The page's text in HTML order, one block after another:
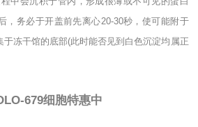
，务必于开盖前先离心20-30秒，使可能附于
于冻干馆的底部(此时能否见到白色沉淀均属正
679细胞特惠中